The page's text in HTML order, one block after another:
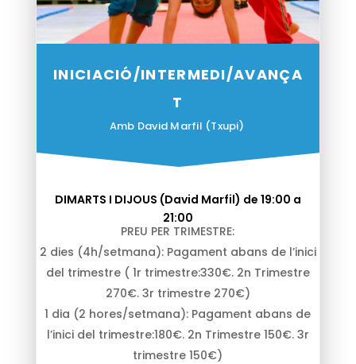
INICIACIÓ/INTERMEDI/AVANÇA
T
Amb David Marfil (Txupi)
DIMARTS I DIJOUS (David Marfil) de 19:00 a
21:00
PREU PER TRIMESTRE:
2 dies (4h/setmana): Pagament abans de l’inici
del trimestre ( 1r trimestre:330€. 2n Trimestre
270€. 3r trimestre 270€)
1 dia (2 hores/setmana): Pagament abans de
l’inici del trimestre:180€. 2n Trimestre 150€. 3r
trimestre 150€)